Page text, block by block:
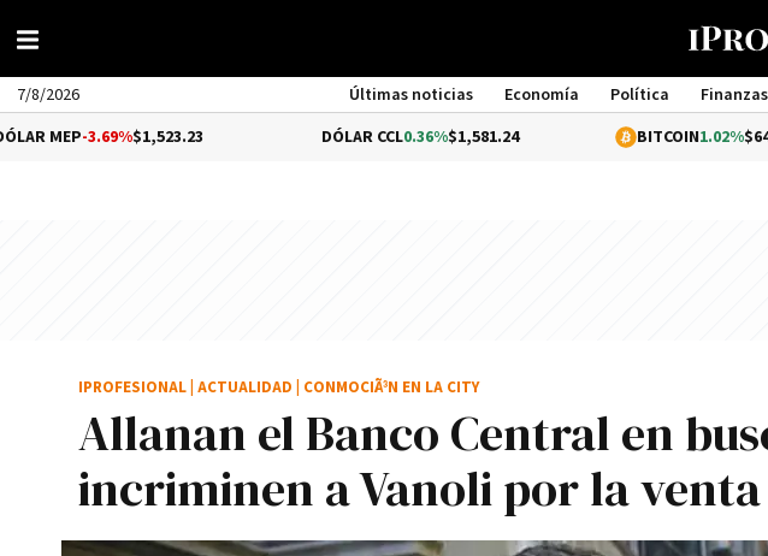
7/8/2026 Últimas noticias Economía Política Finanzas
$1,523.23 0.36%$1,581.24 1.02%$64,930.01
Allanan el Banco Central en
incriminen a Vanoli por la
IPROFESIONAL ACTUALIDAD CONMOCIÃ³N EN LA CITY